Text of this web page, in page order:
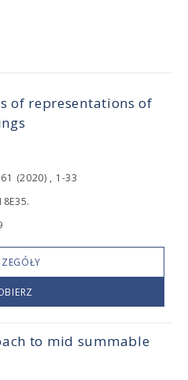
of representations of
(2020) , 1-33
to mid summable